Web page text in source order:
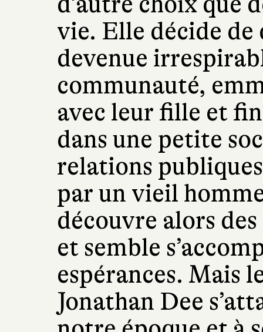
vie. Elle décide
devenue
communauté,
avec leur fille et
dans une petite
relations
par un vieil
découvre alors
et semble
espérances. Mais
Jonathan Dee